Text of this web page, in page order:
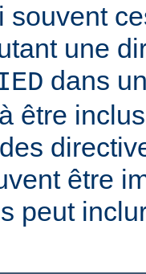
souvent
une
dans
être
être
peut